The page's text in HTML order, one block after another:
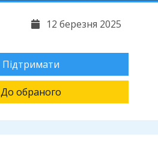
12 березня 2025
Підтримати
До обраного